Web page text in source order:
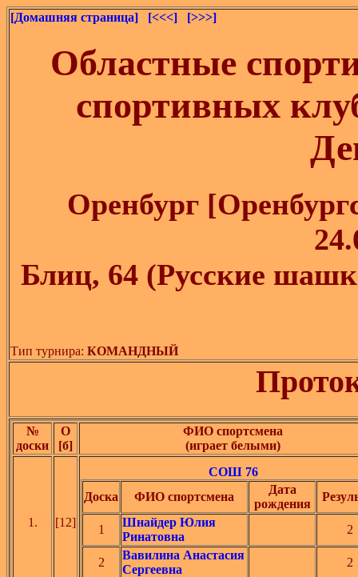
[Домашняя страница] [<<<] [>>>]
Областные
спортивных
Оренбург
Блиц, 64 (Русские
Тип турнира: КОМАНДНЫЙ
№
доски
О
[б]
ФИО спортсмена
(играет белыми)
1. [12]
СОШ 76
Доска
ФИО спортсмена
Дата
рождения
1
Шнайдер Юлия
Ринатовна
2
2
Вавилина Анастасия
Сергеевна
2